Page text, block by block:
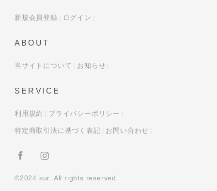
新規会員登録 ログイン
ABOUT
当サイトについて お知らせ
SERVICE
利用規約 プライバシーポリシー
特定商取引法に基づく表記 お問い合わせ
©2024 sur. All rights reserved.